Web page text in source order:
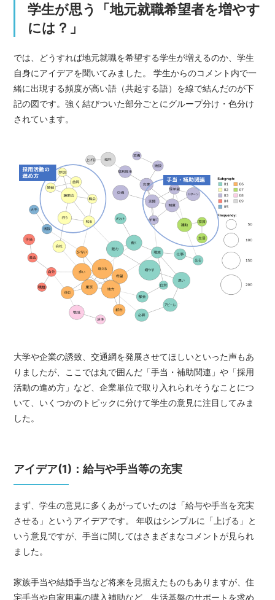
学生が思う「地元就職希望者を増やす
には？」
では、どうすれば地元就職を希望する学生が増えるのか、学生
自身にアイデアを聞いてみました。 学生からのコメント内で一
緒に出現する頻度が高い語（共起する語）を線で結んだのが下
記の図です。強く結びついた部分ごとにグループ分け・色分け
されています。
大学や企業の誘致、交通網を発展させてほしいといった声もあ
りましたが、ここでは丸で囲んだ「手当・補助関連」や「採用
活動の進め方」など、企業単位で取り入れられそうなことにつ
いて、いくつかのトピックに分けて学生の意見に注目してみま
した。
アイデア(1)：給与や手当等の充実
まず、学生の意見に多くあがっていたのは「給与や手当を充実
させる」というアイデアです。 年収はシンプルに「上げる」と
いう意見ですが、手当に関してはさまざまなコメントが見られ
ました。
家族手当や結婚手当など将来を見据えたものもありますが、住
宅手当や自家用車の購入補助など、生活基盤のサポートを求め